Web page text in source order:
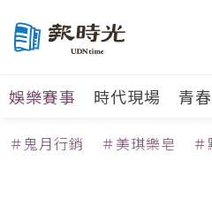
娛樂賽事 時代現場 青
＃鬼月行銷 ＃美琪樂皂